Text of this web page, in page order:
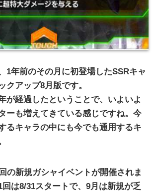
1年前のその月に初登場したSSRキャ
クアップ8月版です。
が経過したということで、いよいよ
ーも増えてきている感じですね。今
るキャラの中にも今でも通用するキ
回の新規ガシャイベントが開催されま
回は8/31スタートで、9月は新規が乏